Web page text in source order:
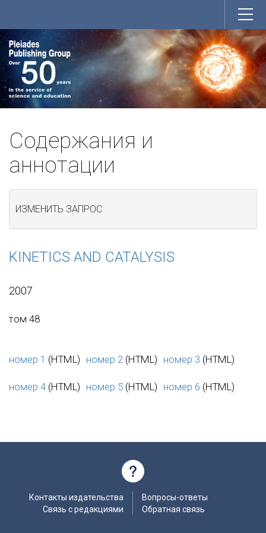
Содержания и
аннотации
ИЗМЕНИТЬ ЗАПРОС
KINETICS AND CATALYSIS
2007
том 48
номер 1 (HTML) номер 2 (HTML) номер 3 (HTML)
номер 4 (HTML) номер 5 (HTML) номер 6 (HTML)
Контакты издательства
Связь с редакциями
Вопросы-ответы
Обратная связь